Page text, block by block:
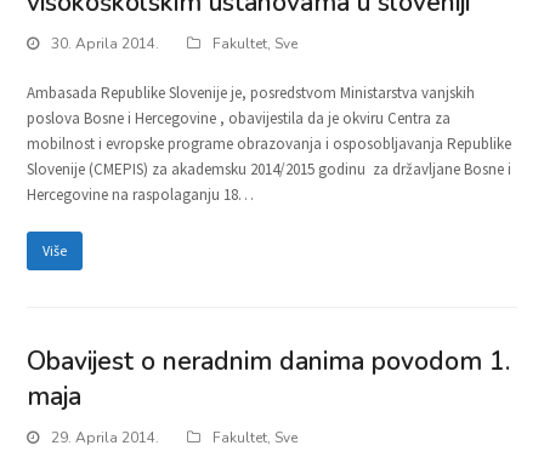
30. Aprila 2014. Fakultet, Sve
Ambasada Republike Slovenije je, posredstvom Ministarstva vanjskih
poslova Bosne i Hercegovine , obavijestila da je okviru Centra za
mobilnost i evropske programe obrazovanja i osposobljavanja Republike
Slovenije (CMEPIS) za akademsku 2014/2015 godinu za državljane Bosne i
Hercegovine na raspolaganju 18…
Više
Obavijest o neradnim danima povodom 1.
maja
29. Aprila 2014. Fakultet, Sve